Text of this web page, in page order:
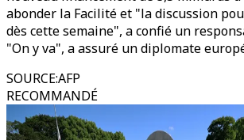
abonder la Facilité et "la discussion
dès cette semaine", a confié un
"On y va", a assuré un diplomate
SOURCE:AFP
RECOMMANDÉ